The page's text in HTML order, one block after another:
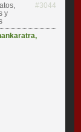
y
#3044
,